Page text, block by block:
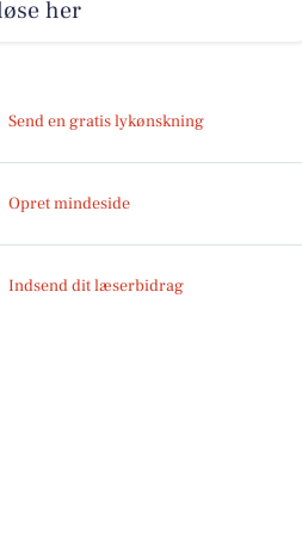
her
Send en gratis lykønskning
Opret mindeside
Indsend dit læserbidrag